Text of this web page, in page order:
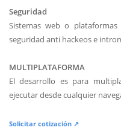
Seguridad
Sistemas web o
seguridad anti hackeos e
MULTIPLATAFORMA
El desarrollo es para
ejecutar desde cualquier
Solicitar cotización ↗